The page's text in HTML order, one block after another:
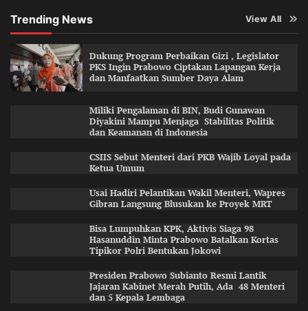
Trending News View All
Dukung Program Perbaikan Gizi , Legislator
PKS Ingin Prabowo Ciptakan Lapangan Kerja
dan Manfaatkan Sumber Daya Alam
Miliki Pengalaman di BIN, Budi Gunawan
Diyakini Mampu Menjaga Stabilitas Politik
dan Keamanan di Indonesia
CSIIS Sebut Menteri dari PKB Wajib Loyal pada
Ketua Umum
Usai Hadiri Pelantikan Wakil Menteri, Wapres
Gibran Langsung Blusukan ke Proyek MRT
Bisa Lumpuhkan KPK, Aktivis Siaga 98
Hasanuddin Minta Prabowo Batalkan Kortas
Tipikor Polri Bentukan Jokowi
Presiden Prabowo Subianto Resmi Lantik
Jajaran Kabinet Merah Putih, Ada 48 Menteri
dan 5 Kepala Lembaga